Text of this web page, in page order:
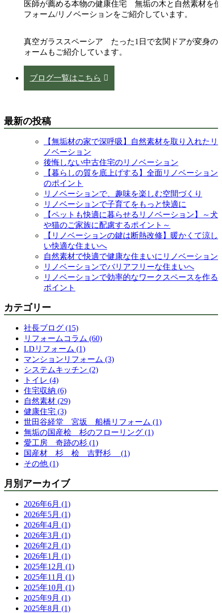
医師が薦める本物の健康住宅 無垢の木と自然素材を
フォーム/リノベーションをご紹介しています。
真空ガラススペーシア たった1日で玄関ドアが変身の
ォームもご紹介しています。
ブログ一覧はこちら
最新の投稿
【無垢材の家で深呼吸】自然素材を取り入れたリ
ノベーション
後悔しない中古住宅のリノベーション
【暮らしの質を底上げする】全面リノベーション
のポイント
リノベーションで、趣味を楽しむ空間づくり
リノベーションで子育てをもっと快適に
【ペットも快適に暮らせるリノベーション】～犬
や猫のご家族に配慮するポイント～
【リノベーションの鍵は断熱改修】暖かくて涼し
い快適な住まいへ
自然素材で快適で健康な住まいにリノベーション
リノベーションでバリアフリーな住まいへ
リノベーションで効率的なワークスペースを作る
ポイント
カテゴリー
社長ブログ (15)
リフォームコラム (60)
LDリフォーム (1)
マンションリフォーム (3)
システムキッチン (2)
トイレ (4)
住宅収納 (6)
自然素材 (29)
健康住宅 (3)
世田谷経堂 宮坂 船橋リフォーム (1)
無垢の国産桧 杉のフローリング (1)
愛工房 奇跡の杉 (1)
国産材 杉 桧 吉野杉 (1)
その他 (1)
月別アーカイブ
2026年6月 (1)
2026年5月 (1)
2026年4月 (1)
2026年3月 (1)
2026年2月 (1)
2026年1月 (1)
2025年12月 (1)
2025年11月 (1)
2025年10月 (1)
2025年9月 (1)
2025年8月 (1)